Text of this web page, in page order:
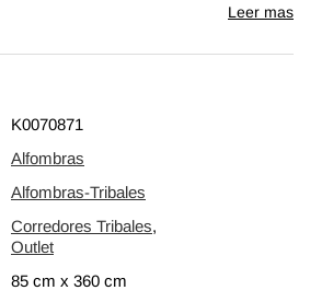
tanto para ambientes modernosLeer mas
K0070871
Alfombras
Alfombras-Tribales
Corredores Tribales,
Outlet
85 cm x 360 cm